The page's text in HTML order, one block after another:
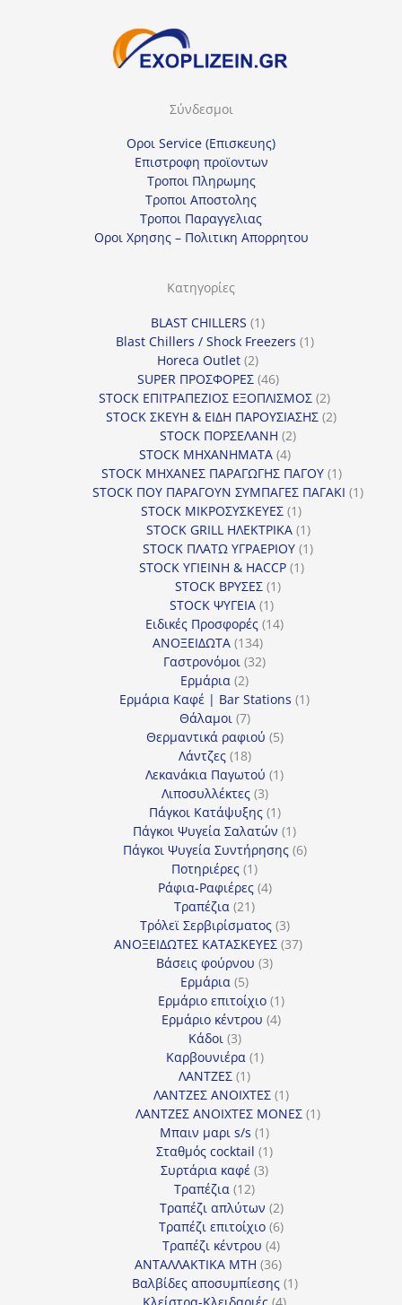
Σύνδεσμοι
Οροι Service (Επισκευης)
Επιστροφη προϊοντων
Τροποι Πληρωμης
Τροποι Αποστολης
Τροποι Παραγγελιας
Οροι Χρησης – Πολιτικη Απορρητου
Κατηγορίες
BLAST CHILLERS 11
προϊόν
Blast Chillers / Shock Freezers 11
Horeca Outlet 22
προϊόντα
SUPER ΠΡΟΣΦΟΡΕΣ 4646
προϊόντα
STOCK ΕΠΙΤΡΑΠΕΖΙΟΣ ΕΞΟΠΛΙΣΜΟΣ 22
προϊόντα
STOCK ΣΚΕΥΗ & ΕΙΔΗ ΠΑΡΟΥΣΙΑΣΗΣ 22
STOCK ΠΟΡΣΕΛΑΝΗ 22
STOCK ΜΗΧΑΝΗΜΑΤΑ 44
προϊόντα
STOCK ΜΗΧΑΝΕΣ ΠΑΡΑΓΩΓΗΣ ΠΑΓΟΥ 11
προϊόν
STOCK ΠΟΥ ΠΑΡΑΓΟΥΝ ΣΥΜΠΑΓΕΣ ΠΑΓΑΚΙ 11
STOCK ΜΙΚΡΟΣΥΣΚΕΥΕΣ 11
προϊόν
STOCK GRILL ΗΛΕΚΤΡΙΚΑ 11
προϊόν
STOCK ΠΛΑΤΩ ΥΓΡΑΕΡΙΟΥ 11
STOCK ΥΓΙΕΙΝΗ & HACCP 11
STOCK ΒΡΥΣΕΣ 11
STOCK ΨΥΓΕΙΑ 11
προϊόν
Ειδικές Προσφορές 1414
ΑΝΟΞΕΙΔΩΤΑ 134134
προϊόντα
Γαστρονόμοι 3232
Ερμάρια 22
προϊόντα
Ερμάρια Καφέ | Bar Stations 11
Θάλαμοι 77
προϊόντα
Θερμαντικά ραφιού 55
Λάντζες 1818
προϊόντα
Λεκανάκια Παγωτού 11
Λιποσυλλέκτες 33
προϊόντα
Πάγκοι Κατάψυξης 11
προϊόν
Πάγκοι Ψυγεία Σαλατών 11
προϊόν
Πάγκοι Ψυγεία Συντήρησης 66
Ποτηριέρες 11
προϊόν
Ράφια-Ραφιέρες 44
Τραπέζια 2121
προϊόντα
Τρόλεϊ Σερβιρίσματος 33
προϊόντα
ΑΝΟΞΕΙΔΩΤΕΣ ΚΑΤΑΣΚΕΥΕΣ 3737
Βάσεις φούρνου 33
Ερμάρια 55
προϊόντα
Ερμάριο επιτοίχιο 11
προϊόν
Ερμάριο κέντρου 44
Κάδοι 33
προϊόντα
Καρβουνιέρα 11
ΛΑΝΤΖΕΣ 11
προϊόν
ΛΑΝΤΖΕΣ ΑΝΟΙΧΤΕΣ 11
προϊόν
ΛΑΝΤΖΕΣ ΑΝΟΙΧΤΕΣ ΜΟΝΕΣ 11
Μπαιν μαρι s/s 11
προϊόν
Σταθμός cocktail 11
Συρτάρια καφέ 33
Τραπέζια 1212
προϊόντα
Τραπέζι απλύτων 22
προϊόντα
Τραπέζι επιτοίχιο 66
προϊόντα
Τραπέζι κέντρου 44
προϊόντα
ΑΝΤΑΛΛΑΚΤΙΚΑ MTH 3636
προϊόντα
Βαλβίδες αποσυμπίεσης 11
Κλείστρα-Κλειδαριές 44